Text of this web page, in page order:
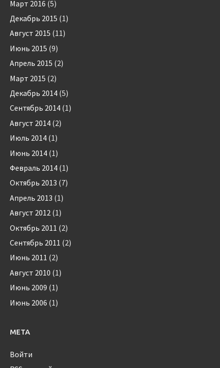
Март 2016 (5)
Декабрь 2015 (1)
Август 2015 (11)
Июнь 2015 (9)
Апрель 2015 (2)
Март 2015 (2)
Декабрь 2014 (5)
Сентябрь 2014 (1)
Август 2014 (2)
Июль 2014 (1)
Июнь 2014 (1)
Февраль 2014 (1)
Октябрь 2013 (7)
Апрель 2013 (1)
Август 2012 (1)
Октябрь 2011 (2)
Сентябрь 2011 (2)
Июнь 2011 (2)
Август 2010 (1)
Июнь 2009 (1)
Июнь 2006 (1)
МЕТА
Войти